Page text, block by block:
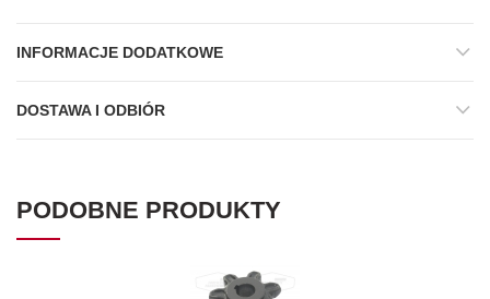
INFORMACJE DODATKOWE
DOSTAWA I ODBIÓR
PODOBNE PRODUKTY